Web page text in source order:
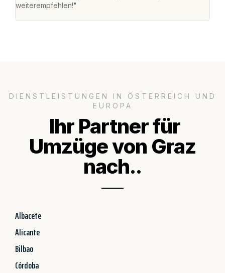
weiterempfehlen!"
DIENSTLEISTUNGEN IN ÖSTERREICH UND
EUROPA
Ihr Partner für
Umzüge von Graz
nach..
Albacete
Alicante
Bilbao
Córdoba